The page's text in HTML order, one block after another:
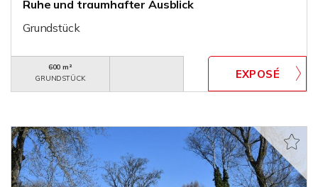
Ruhe und traumhafter Ausblick
Grundstück
600 m²
GRUNDSTÜCK